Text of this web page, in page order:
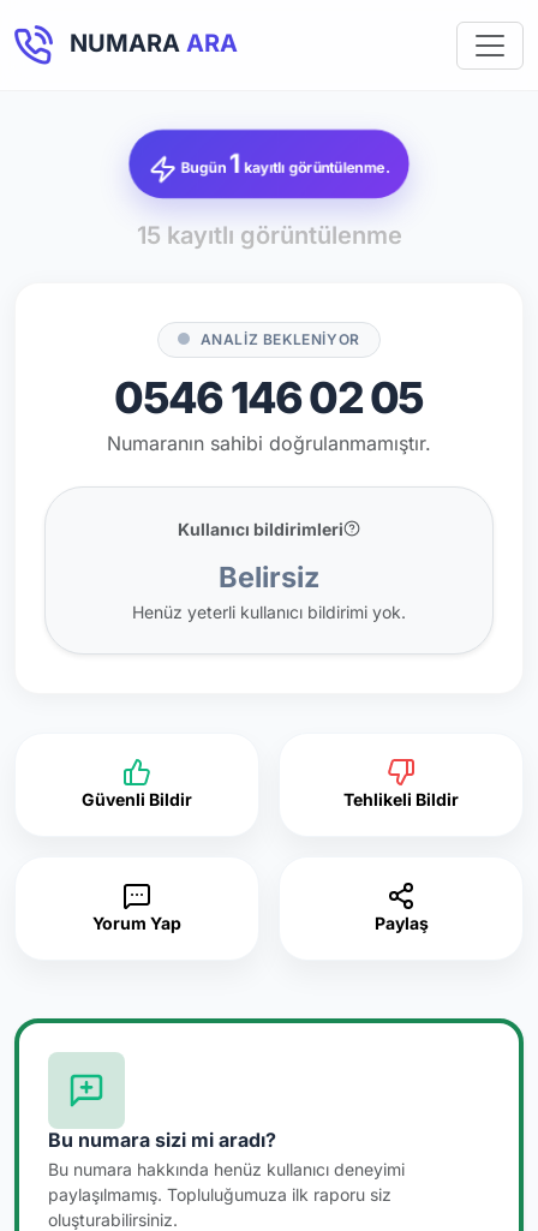
NUMARA ARA
Bugün1 kayıtlı görüntülenme.
15 kayıtlı görüntülenme
ANALİZ BEKLENİYOR
0546 146 02 05
Numaranın sahibi doğrulanmamıştır.
Kullanıcı bildirimleri
Belirsiz
Henüz yeterli kullanıcı bildirimi yok.
Güvenli Bildir Tehlikeli Bildir
Yorum Yap Paylaş
Bu numara sizi mi aradı?
Bu numara hakkında henüz kullanıcı deneyimi
paylaşılmamış. Topluluğumuza ilk raporu siz
oluşturabilirsiniz.